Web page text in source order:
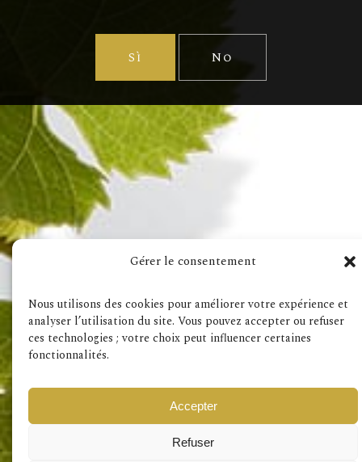
Gérer le consentement
Nous utilisons des cookies pour améliorer votre expérience et
analyser l’utilisation du site. Vous pouvez accepter ou refuser
ces technologies ; votre choix peut influencer certaines
fonctionnalités.
Accepter
Refuser
Sì No
Visita anche